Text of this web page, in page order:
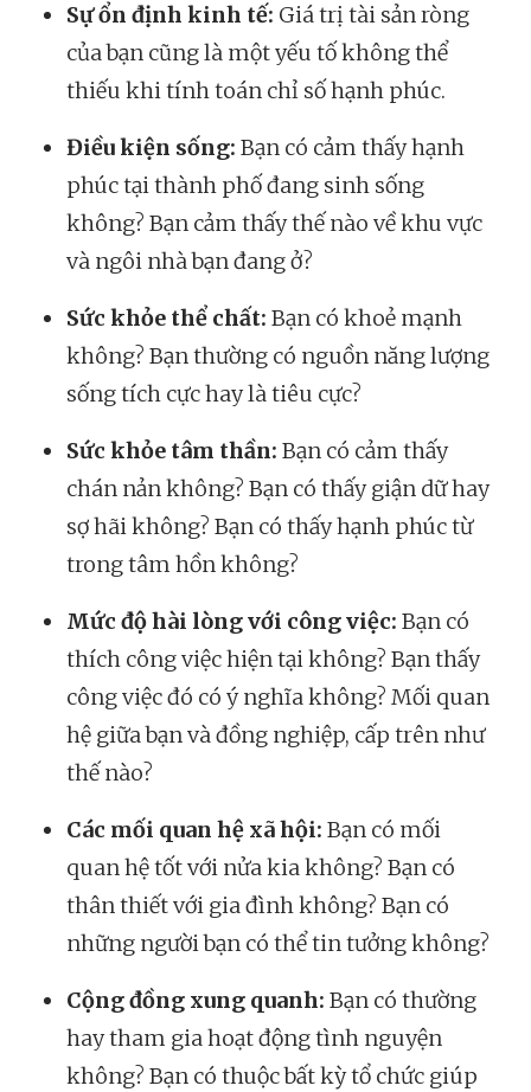
Sự ổn định kinh tế: Giá trị tài sản ròng
của bạn cũng là một yếu tố không thể
thiếu khi tính toán chỉ số hạnh phúc.
Điều kiện sống: Bạn có cảm thấy hạnh
phúc tại thành phố đang sinh sống
không? Bạn cảm thấy thế nào về khu vực
và ngôi nhà bạn đang ở?
Sức khỏe thể chất: Bạn có khoẻ mạnh
không? Bạn thường có nguồn năng lượng
sống tích cực hay là tiêu cực?
Sức khỏe tâm thần: Bạn có cảm thấy
chán nản không? Bạn có thấy giận dữ hay
sợ hãi không? Bạn có thấy hạnh phúc từ
trong tâm hồn không?
Mức độ hài lòng với công việc: Bạn có
thích công việc hiện tại không? Bạn thấy
công việc đó có ý nghĩa không? Mối quan
hệ giữa bạn và đồng nghiệp, cấp trên như
thế nào?
Các mối quan hệ xã hội: Bạn có mối
quan hệ tốt với nửa kia không? Bạn có
thân thiết với gia đình không? Bạn có
những người bạn có thể tin tưởng không?
Cộng đồng xung quanh: Bạn có thường
hay tham gia hoạt động tình nguyện
không? Bạn có thuộc bất kỳ tổ chức giúp